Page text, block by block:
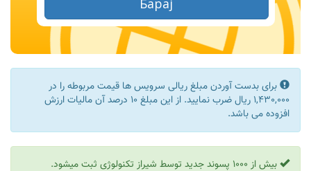
Барај
برای بدست آوردن مبلغ ریالی سرویس ها قیمت مربوطه را در
1,430,000 ریال ضرب نمایید. از این مبلغ 10 درصد آن مالیات ارزش
افزوده می باشد.
بیش از 1000 پسوند جدید توسط شیراز تکنولوژی ثبت میشود.